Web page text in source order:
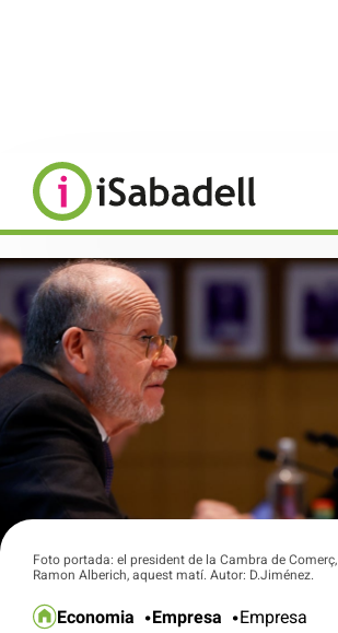
Foto portada: el president de la Cambra de Comerç,
Ramon Alberich, aquest matí. Autor: D.Jiménez.
Economia Empresa Empresa